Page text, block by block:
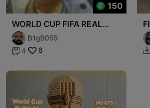
150
WORLD CUP FIFA REAL
SIZE IN 2 PARTS
B1gB055
 4 6 